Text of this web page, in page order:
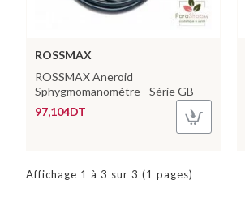
ROSSMAX
ROSSMAX Aneroid
Sphygmomanomètre - Série GB
97,104DT
Affichage 1 à 3 sur 3 (1 pages)